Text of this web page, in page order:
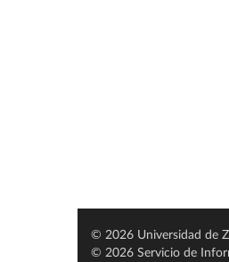
© 2026 Universidad de
© 2026 Servicio de